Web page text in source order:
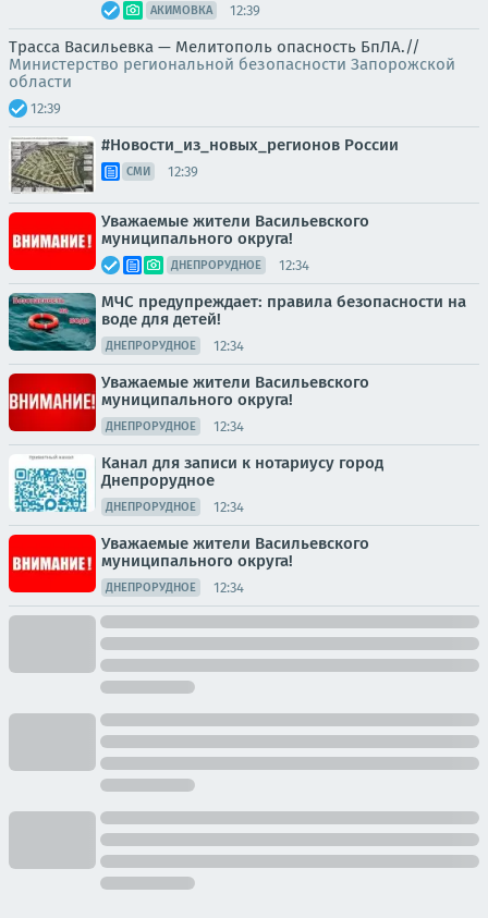
АКИМОВКА 12:39
Трасса Васильевка — Мелитополь опасность БпЛА.//
Министерство региональной безопасности Запорожской
области
12:39
#Новости_из_новых_регионов России
СМИ 12:39
Уважаемые жители Васильевского
муниципального округа!
ДНЕПРОРУДНОЕ 12:34
МЧС предупреждает: правила безопасности на
воде для детей!
ДНЕПРОРУДНОЕ 12:34
Уважаемые жители Васильевского
муниципального округа!
ДНЕПРОРУДНОЕ 12:34
Канал для записи к нотариусу город
Днепрорудное
ДНЕПРОРУДНОЕ 12:34
Уважаемые жители Васильевского
муниципального округа!
ДНЕПРОРУДНОЕ 12:34